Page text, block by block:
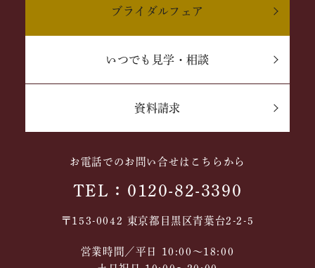
ブライダルフェア
いつでも見学・相談
資料請求
お電話でのお問い合せはこちらから
TEL：0120-82-3390
〒153-0042 東京都目黒区青葉台2-2-5
営業時間／平日 10:00～18:00